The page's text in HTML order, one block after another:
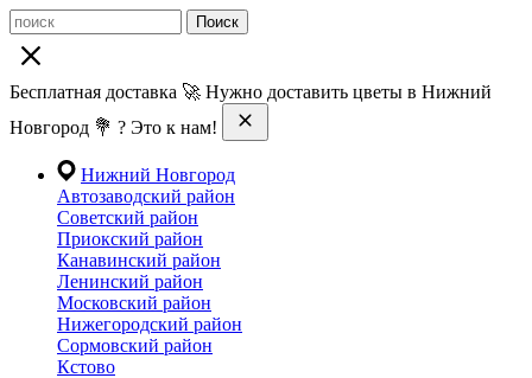
Поиск
Бесплатная доставка 🚀 Нужно доставить цветы в Нижний
Новгород 💐 ? Это к нам!
Нижний Новгород
Автозаводский район
Советский район
Приокский район
Канавинский район
Ленинский район
Московский район
Нижегородский район
Сормовский район
Кстово